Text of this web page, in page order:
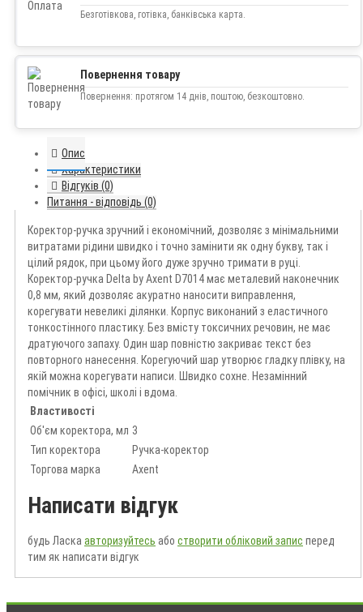
Безготівкова, готівка, банківська карта.
Повернення товару
Повернення: протягом 14 днів, поштою, безкоштовно.
Опис
Характеристики
Відгуків (0)
Питання - відповідь (0)
Коректор-ручка зручний і економічний, дозволяє з мінімальними
витратами рідини швидко і точно замінити як одну букву, так і
цілий рядок, при цьому його дуже зручно тримати в руці.
Коректор-ручка Delta by Axent D7014 має металевий наконечник
0,8 мм, який дозволяє акуратно наносити виправлення,
корегувати невеликі ділянки. Корпус виконаний з еластичного
тонкостінного пластику. Без вмісту токсичних речовин, не має
дратуючого запаху. Один шар повністю закриває текст без
повторного нанесення. Корегуючий шар утворює гладку плівку, на
якій можна корегувати написи. Швидко сохне. Незамінний
помічник в офісі, школі і вдома.
Властивості
Об'єм коректора, мл 3
Тип коректора
Ручка-коректор
Торгова марка
Axent
Написати відгук
будь Ласка авторизуйтесь або створити обліковий запис перед
тим як написати відгук